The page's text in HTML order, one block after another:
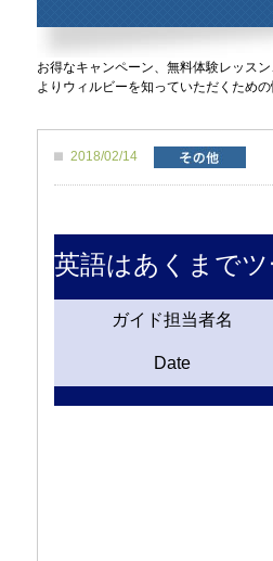
お得なキャンペーン、無料体験レッス
よりウィルビーを知っていただくため
2018/02/14
英語はあくまで
ガイド担当者名
Date